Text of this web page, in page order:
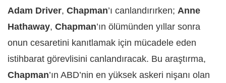
Adam Driver, Chapman’ı canlandırırken; Anne
Hathaway, Chapman’ın ölümünden yıllar sonra
onun cesaretini kanıtlamak için mücadele eden
istihbarat görevlisini canlandıracak. Bu araştırma,
Chapman’ın ABD’nin en yüksek askeri nişanı olan